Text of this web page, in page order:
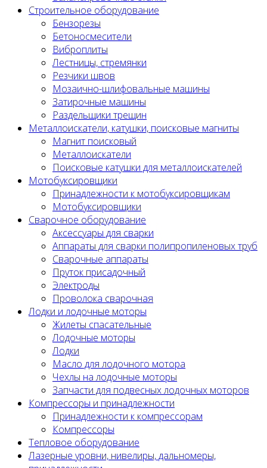
Строительное оборудование
Бензорезы
Бетоносмесители
Виброплиты
Лестницы, стремянки
Резчики швов
Мозаично-шлифовальные машины
Затирочные машины
Раздельщики трещин
Металлоискатели, катушки, поисковые магниты
Магнит поисковый
Металлоискатели
Поисковые катушки для металлоискателей
Мотобуксировщики
Принадлежности к мотобуксировщикам
Мотобуксировщики
Сварочное оборудование
Аксессуары для сварки
Аппараты для сварки полипропиленовых труб
Сварочные аппараты
Пруток присадочный
Электроды
Проволока сварочная
Лодки и лодочные моторы
Жилеты спасательные
Лодочные моторы
Лодки
Масло для лодочного мотора
Чехлы на лодочные моторы
Запчасти для подвесных лодочных моторов
Компрессоры и принадлежности
Принадлежности к компрессорам
Компрессоры
Тепловое оборудование
Лазерные уровни, нивелиры, дальномеры,